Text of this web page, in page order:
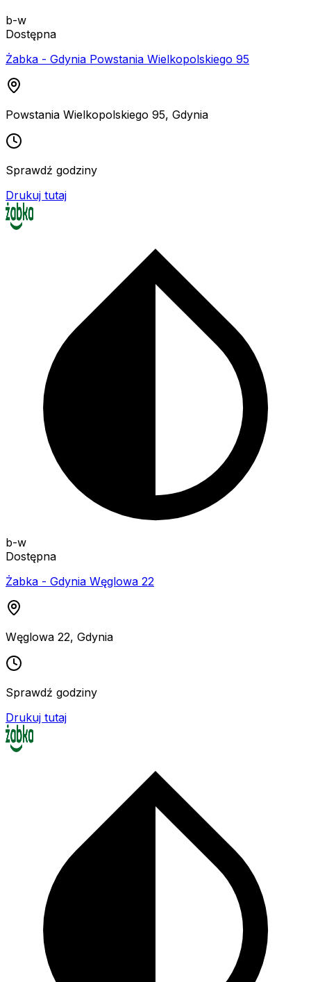
b-w
Dostępna
Żabka - Gdynia Powstania Wielkopolskiego 95
Powstania Wielkopolskiego 95, Gdynia
Sprawdź godziny
Drukuj tutaj
b-w
Dostępna
Żabka - Gdynia Węglowa 22
Węglowa 22, Gdynia
Sprawdź godziny
Drukuj tutaj